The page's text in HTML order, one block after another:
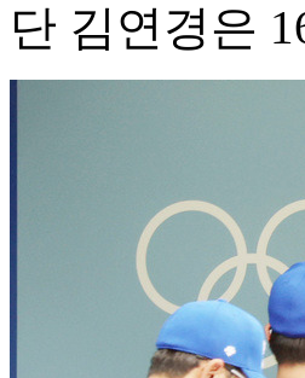
단 김연경은